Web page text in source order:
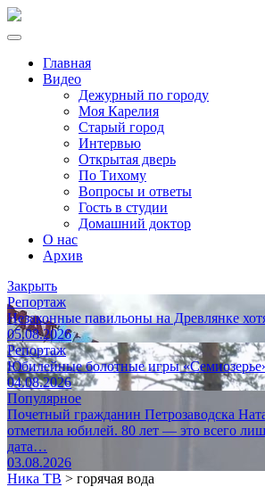
Главная
Видео
Дежурный по городу
Моя Карелия
Старый город
Интервью
Открытая дверь
По Тихому
Вопросы и ответы
Гость в студии
Домашний доктор
О нас
Архив
Закрыть
Репортаж
Незаконные павильоны на Древлянке
05.08.2026
Репортаж
Юбилейные болотные игры
04.08.2026
Популярное
Почетный гражданин Петрозаводска
отметила юбилей. 80 лет — это всего
дата…
03.08.2026
Ника ТВ > горячая вода